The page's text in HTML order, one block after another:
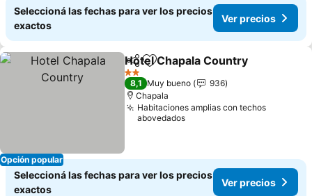
Seleccioná las fechas para ver los precios
exactos
Ver precios
Opción popular
CompartirAñadir a favoritos
Hotel Chapala Country
2 Estrellas
8,1 Muy bueno
936
Chapala
Habitaciones amplias con techos
abovedados
Seleccioná las fechas para ver los precios
exactos
Ver precios